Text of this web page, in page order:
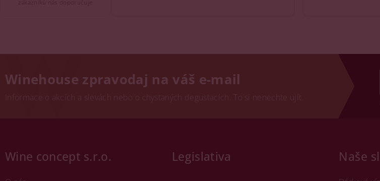
Winehouse zpravodaj na váš e-mail
Informace o akcích a slevách nebo o chystaných degustacích. To si nenechte ujít.
Wine concept s.r.o. Legislativa Naše